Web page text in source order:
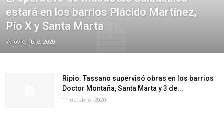
estará en los barrios Plácido Martínez,
Pío X y Santa Marta
7 noviembre, 2020
Ripio: Tassano supervisó obras en los barrios
Doctor Montaña, Santa Marta y 3 de...
11 octubre, 2020